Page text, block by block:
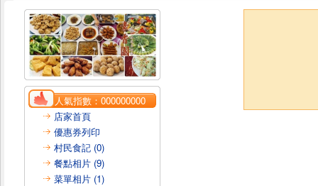
人氣指數：000000000
店家首頁
優惠券列印
村民食記 (0)
餐點相片 (9)
菜單相片 (1)